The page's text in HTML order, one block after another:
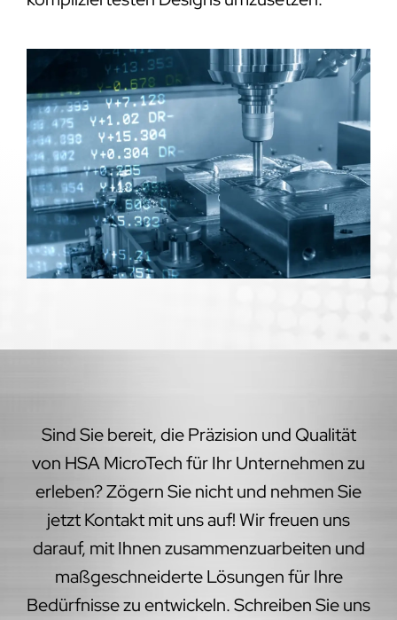
Sind Sie bereit, die Präzision und Qualität
von HSA MicroTech für Ihr Unternehmen zu
erleben? Zögern Sie nicht und nehmen Sie
jetzt Kontakt mit uns auf! Wir freuen uns
darauf, mit Ihnen zusammenzuarbeiten und
maßgeschneiderte Lösungen für Ihre
Bedürfnisse zu entwickeln. Schreiben Sie uns